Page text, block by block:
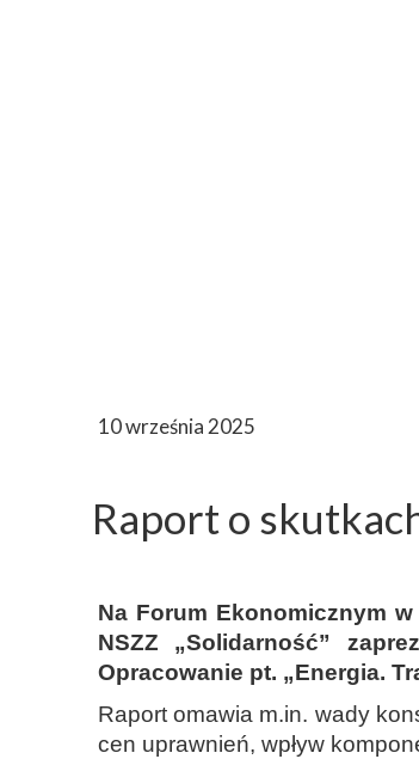
10 września 2025
Raport o
Na Forum Ekonomicznym
NSZZ „Solidarność”
Opracowanie pt. „Energia.
Raport omawia m.in. wady
cen uprawnień, wpływ